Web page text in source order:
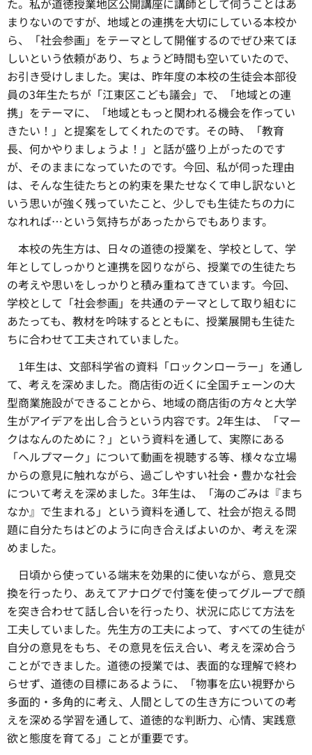
た。私が道徳授業地区公開講座に講師として伺うことはあ
まりないのですが、地域との連携を大切にしている本校か
ら、「社会参画」をテーマとして開催するのでぜひ来てほ
しいという依頼があり、ちょうど時間も空いていたので、
お引き受けしました。実は、昨年度の本校の生徒会本部役
員の3年生たちが「江東区こども議会」で、「地域との連
携」をテーマに、「地域ともっと関われる機会を作ってい
きたい！」と提案をしてくれたのです。その時、「教育
長、何かやりましょうよ！」と話が盛り上がったのです
が、そのままになっていたのです。今回、私が伺った理由
は、そんな生徒たちとの約束を果たせなくて申し訳ないと
いう思いが強く残っていたこと、少しでも生徒たちの力に
なれれば…という気持ちがあったからでもあります。
本校の先生方は、 日々の道徳の授業を、学校として、学
年としてしっかりと連携を図りながら、授業での生徒たち
の考えや思いをしっかりと積み重ねてきています。今回、
学校として「社会参画」を共通のテーマとして取り組むに
あたっても、教材を吟味するとともに、授業展開も生徒た
ちに合わせて工夫されていました。
1年生は、 文部科学省の資料「ロックンローラー」を通し
て、考えを深めました。商店街の近くに全国チェーンの大
型商業施設ができることから、地域の商店街の方々と大学
生がアイデアを出し合うという内容です。2年生は、「マー
クはなんのために？」という資料を通して、実際にある
「ヘルプマーク」について動画を視聴する等、様々な立場
からの意見に触れながら、過ごしやすい社会・豊かな社会
について考えを深めました。3年生は、「海のごみは『まち
なか』で生まれる」という資料を通して、社会が抱える問
題に自分たちはどのように向き合えばよいのか、考えを深
めました。
日頃から使っている端末を効果的に使いながら、 意見交
換を行ったり、あえてアナログで付箋を使ってグループで顔
を突き合わせて話し合いを行ったり、状況に応じて方法を
工夫していました。先生方の工夫によって、すべての生徒が
自分の意見をもち、その意見を伝え合い、考えを深め合う
ことができました。道徳の授業では、表面的な理解で終わ
らせず、道徳の目標にあるように、「物事を広い視野から
多面的・多角的に考え、人間としての生き方についての考
えを深める学習を通して、道徳的な判断力、心情、実践意
欲と態度を育てる」ことが重要です。